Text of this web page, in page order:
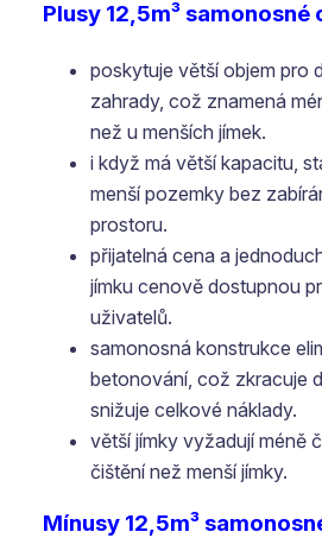
Plusy 12,5m³
poskytuje větší objem pro
zahrady, což znamená
než u menších jímek.
i když má větší kapacitu,
menší pozemky bez
prostoru.
přijatelná cena a
jímku cenově dostupnou
uživatelů.
samonosná konstrukce
betonování, což zkracuje
snižuje celkové náklady.
větší jímky vyžadují méně
čištění než menší jímky.
Mínusy 12,5m³